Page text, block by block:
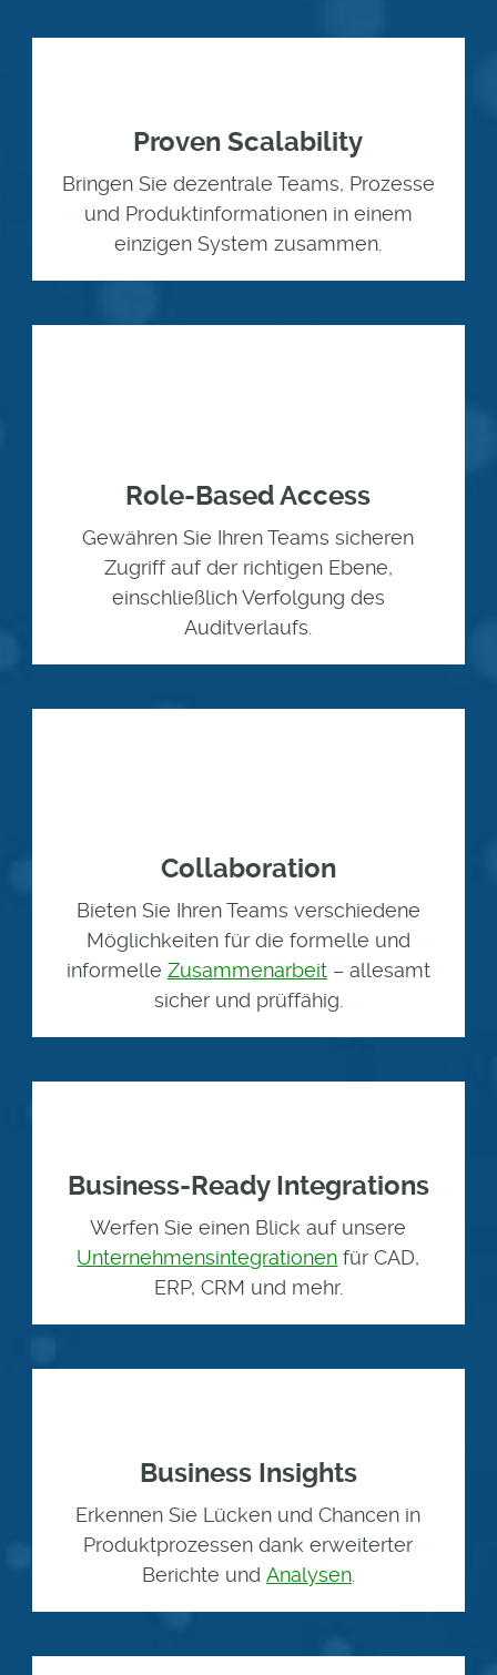
Proven Scalability
Bringen Sie dezentrale Teams, Prozesse
und Produktinformationen in einem
einzigen System zusammen.
Role-Based Access
Gewähren Sie Ihren Teams sicheren
Zugriff auf der richtigen Ebene,
einschließlich Verfolgung des
Auditverlaufs.
Collaboration
Bieten Sie Ihren Teams verschiedene
Möglichkeiten für die formelle und
informelle Zusammenarbeit– allesamt
sicher und prüffähig.
Business-Ready Integrations
Werfen Sie einen Blick auf unsere
Unternehmensintegrationen für CAD,
ERP, CRM und mehr.
Business Insights
Erkennen Sie Lücken und Chancen in
Produktprozessen dank erweiterter
Berichte und Analysen.